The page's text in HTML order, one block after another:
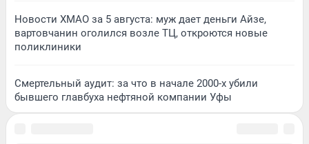
Новости ХМАО за 5 августа: муж дает деньги Айзе,
вартовчанин оголился возле ТЦ, откроются новые
поликлиники
Смертельный аудит: за что в начале 2000-х убили
бывшего главбуха нефтяной компании Уфы